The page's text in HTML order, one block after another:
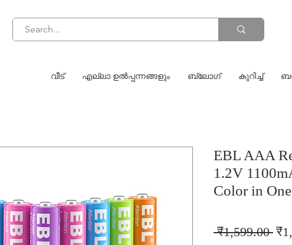
വീട് എല്ലാ ഉൽപ്പന്നങ്ങളും ബ്ലോഗ് കുറിച്ച്
EBL AAA
1.2V
Color in
₹1,599.00